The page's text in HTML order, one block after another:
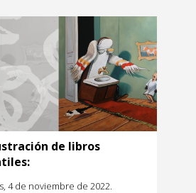
de libros
4 de noviembre de 2022.